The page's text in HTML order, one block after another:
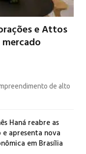
e Attos
de alto
Haná reabre as
apresenta nova
em Brasília